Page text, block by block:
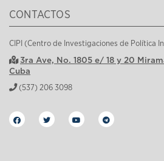
CONTACTOS
CIPI (Centro de Investigaciones de Política
3ra Ave, No. 1805 e/ 18 y 20
Cuba
(537) 206 3098